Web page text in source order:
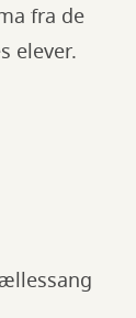
fra de
elever.